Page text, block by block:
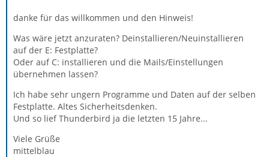
danke für das willkommen und den Hinweis!
Was wäre jetzt anzuraten? Deinstallieren/Neuinstallieren
auf der E: Festplatte?
Oder auf C: installieren und die Mails/Einstellungen
übernehmen lassen?
Ich habe sehr ungern Programme und Daten auf der selben
Festplatte. Altes Sicherheitsdenken.
Und so lief Thunderbird ja die letzten 15 Jahre...
Viele Grüße
mittelblau